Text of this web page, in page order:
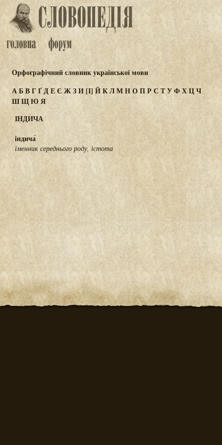
Орфографічний словник української мови
АБВГҐДЕЄ ЖЗИ[І] ЙКЛМНОПР СТУФХЦЧ
ШЩЮЯ
ІНДИЧА
індича́
іменник середнього роду, істота